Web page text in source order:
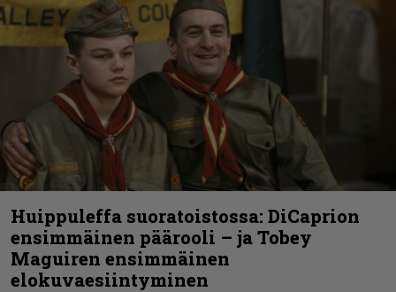
Huippuleffa suoratoistossa: DiCaprion
ensimmäinen päärooli – ja Tobey
Maguiren ensimmäinen
elokuvaesiintyminen